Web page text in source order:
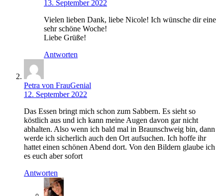
13. September 2022
Vielen lieben Dank, liebe Nicole! Ich wünsche dir eine
sehr schöne Woche!
Liebe Grüße!
Antworten
Petra von FrauGenial
12. September 2022
Das Essen bringt mich schon zum Sabbern. Es sieht so
köstlich aus und ich kann meine Augen davon gar nicht
abhalten. Also wenn ich bald mal in Braunschweig bin, dann
werde ich sicherlich auch den Ort aufsuchen. Ich hoffe ihr
hattet einen schönen Abend dort. Von den Bildern glaube ich
es euch aber sofort
Antworten